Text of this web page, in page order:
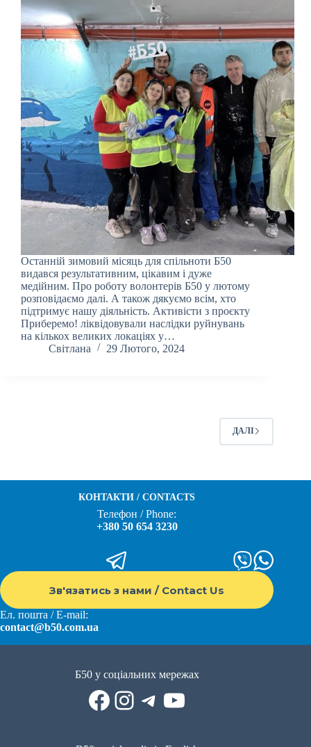
Останній зимовий місяць для спільноти Б50
видався результативним, цікавим і дуже
медійним. Про роботу волонтерів Б50 у лютому
розповідаємо далі. А також дякуємо всім, хто
підтримує нашу діяльність. Активісти з проєкту
Приберемо! ліквідовували наслідки руйнувань
на кількох великих локаціях у…
Світлана
29 Лютого, 2024
ДАЛІ
КОНТАКТИ / CONTACTS
Телефон / Phone:
+380 50 654 3230
Зв'язатись з нами / Contact Us
Ел. пошта / E-mail:
contact@b50.com.ua
Б50 у соціальних мережах
Facebook
Instagram
Telegram
YouTube